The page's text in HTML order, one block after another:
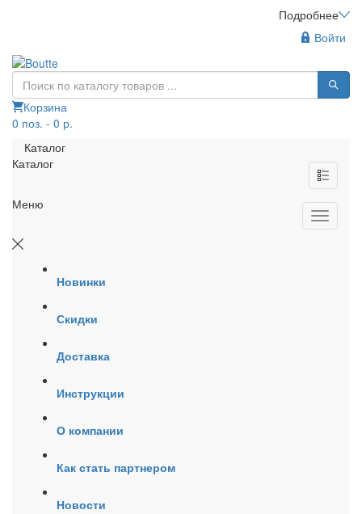
Подробнее
Войти
Корзина
0 поз. - 0 р.
Каталог
Каталог
Меню
Новинки
Скидки
Доставка
Инструкции
О компании
Как стать партнером
Новости